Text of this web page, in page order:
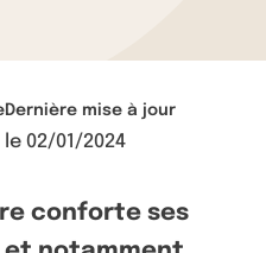
Dernière mise à jour
le 02/01/2024
conforte ses